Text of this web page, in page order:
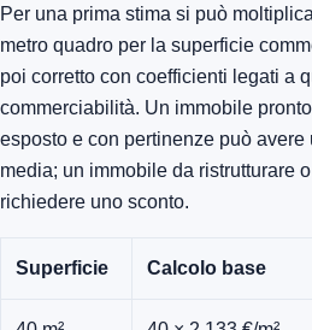
Per una prima stima si può
metro quadro per la superficie
poi corretto con coefficienti legati a
commerciabilità. Un immobile
esposto e con pertinenze può
media; un immobile da ristrutturare
richiedere uno sconto.
Superficie Calcolo base